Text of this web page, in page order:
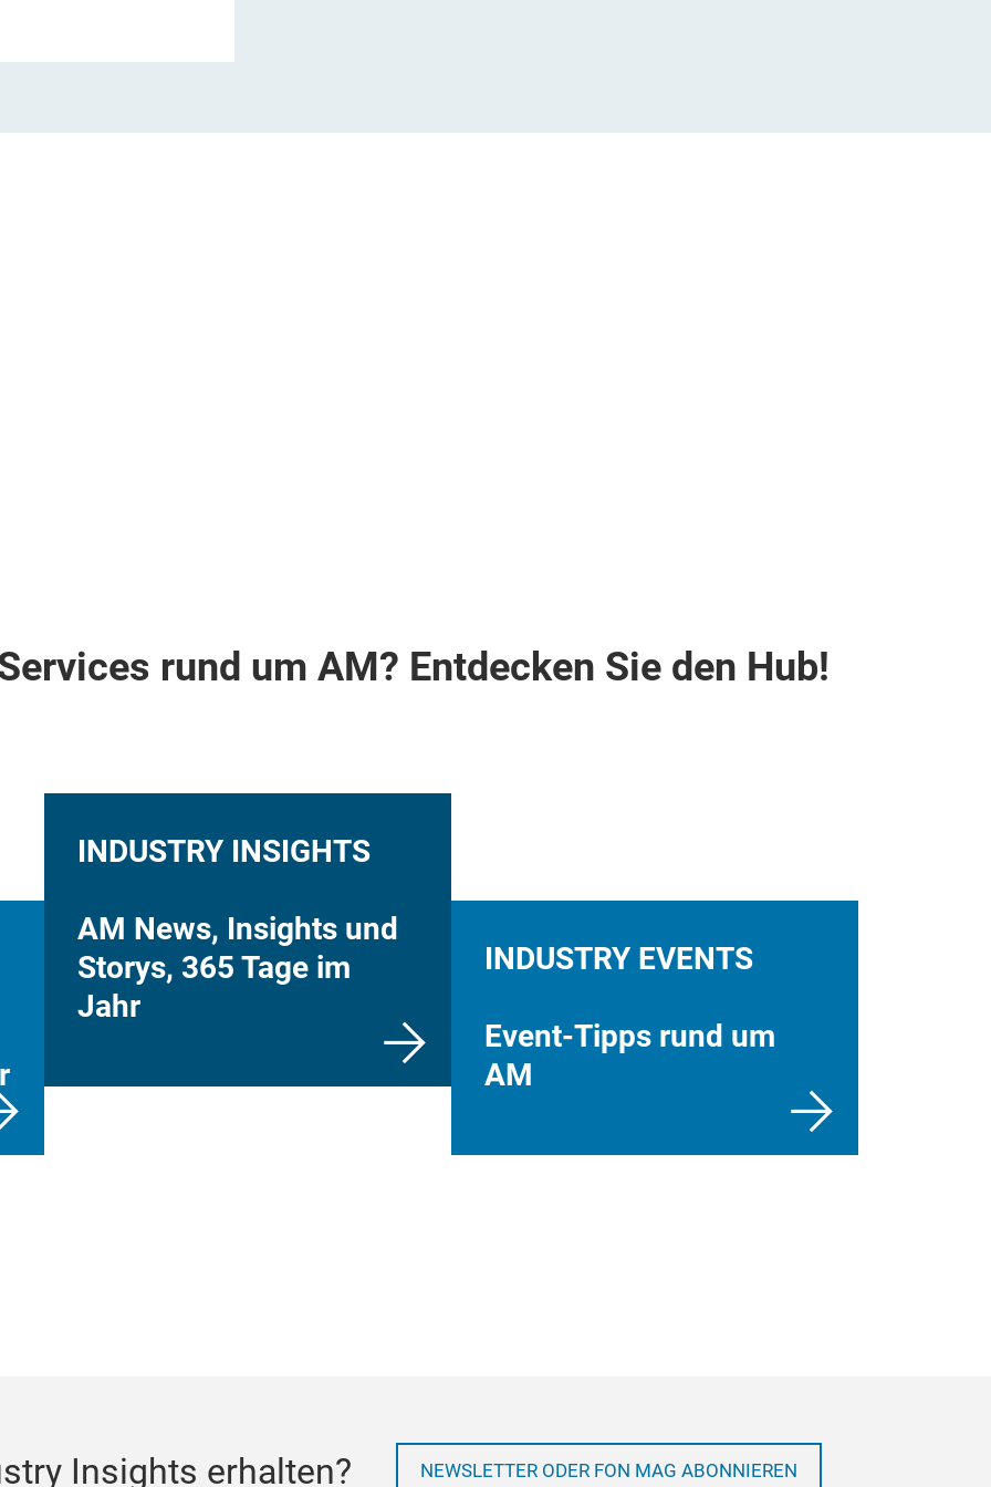
rund um AM? Entdecken Sie den Hub!
INDUSTRY INSIGHTS
AM News, Insights und
Storys, 365 Tage im
Jahr
INDUSTRY EVENTS
Event-Tipps rund um
AM
Insights erhalten? NEWSLETTER ODER FON MAG ABONNIEREN